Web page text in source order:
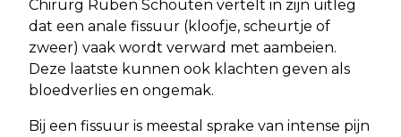
Chirurg Ruben Schouten vertelt in zijn uitleg
dat een anale fissuur (kloofje, scheurtje of
zweer) vaak wordt verward met aambeien.
Deze laatste kunnen ook klachten geven als
bloedverlies en ongemak.
Bij een fissuur is meestal sprake van intense pijn